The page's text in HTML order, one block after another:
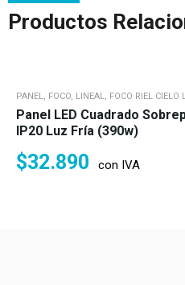
Productos
PANEL, FOCO, LINEAL, FOCO RIEL CIELO
Panel LED Cuadrado
IP20 Luz Fría (390w)
$32.890 con IVA